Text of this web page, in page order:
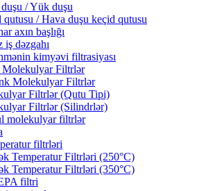
/ Yük duşu
qutusu / Hava duşu keçid qutusu
axın başlığı
iş dəzgahı
kimyəvi filtrasiyası
Molekulyar Filtrlər
Molekulyar Filtrlər
Filtrlər (Qutu Tipi)
Filtrlər (Silindrlər)
molekulyar filtrlər
filtrləri
Temperatur Filtrləri (250°C)
Temperatur Filtrləri (350°C)
filtri